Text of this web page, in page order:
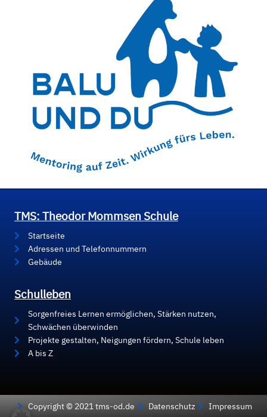
TMS: Theodor Mommsen Schule
Startseite
Adressen und Telefonnummern
Gebäude
Schulleben
Sorgenfreies Lernen ermöglichen, Stärken nutzen,
Schwächen überwinden
Projekte gestalten, Neigungen fördern, Schule leben
A bis Z
Copyright © 2021 tms-od.de Datenschutz Impressum